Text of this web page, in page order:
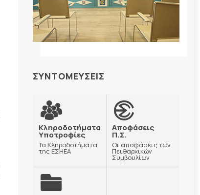
ΣΥΝΤΟΜΕΥΣΕΙΣ
Κληροδοτήματα
Υποτροφίες
Τα Κληροδοτήματα
της ΕΣΗΕΑ
Αποφάσεις
Π.Σ.
Οι αποφάσεις των
Πειθαρχικών
Συμβουλίων